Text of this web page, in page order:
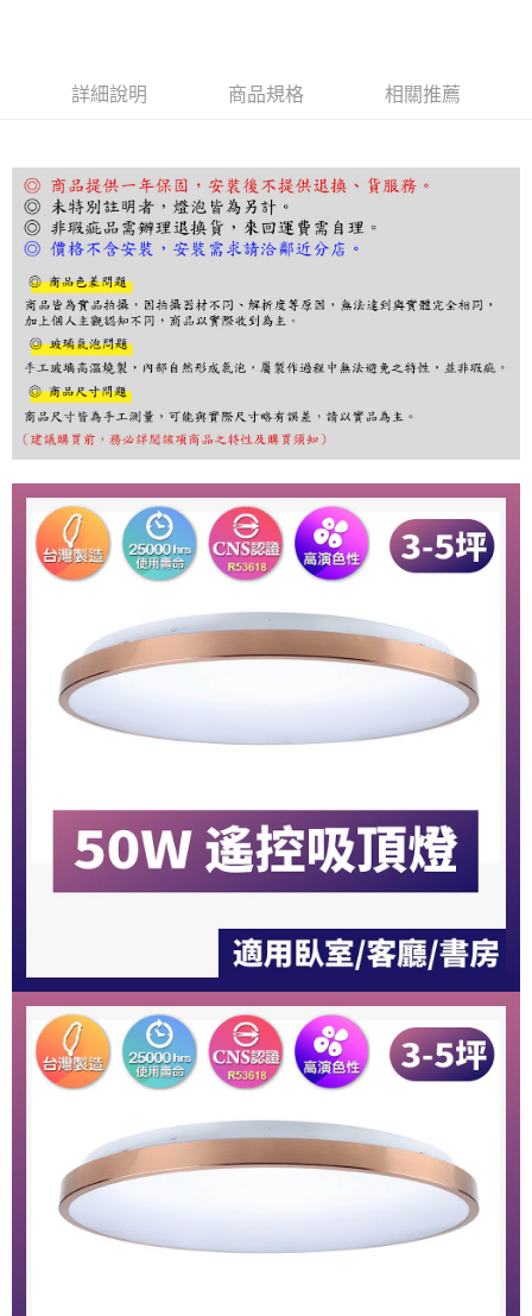
３．安心：先確認商品／服務後，再付款。
結帳頁面，進行簡訊認證並確認金額後，即可完成結帳。
２．訂單成立數日內，您將收到繳費通知簡訊。
３．收到繳費通知簡訊後14天內，點擊此簡訊中的連結，可透過四大超商／
ATM／網路銀行／等多元方式進行付款，方視為交易完成。
購買商品的店家。未經商家同意取消之訂單仍視為有效，需透過AFTEE先享
後付繳納相關費用。
※ 交易是否成功請以「AFTEE先享後付 」之結帳頁面顯示為準，若有關於
是否繳費成功／繳費後需取消欲退款等相關疑問，請聯繫「AFTEE先享後付
客戶支援中心」 https://netprotections.freshdesk.com/support/home
【注意事項】
１．透過由恩沛科技股份有限公司提供之「AFTEE先享後付」服務完成之交
易，需依本服務之必要範圍內提供個人資料，並將交易相關給付款項請求債
權轉讓予恩沛科技股份有限公司。
２．關於個人資料處理事宜，請瀏覽以下網址：
https://aftee.tw/terms/#terms3
３．未成年的使用者請事先徵得法定代理人或監護人之同意方可使用
「AFTEE先享後付」，若未經同意申辦者引起之損失，本公司不負相關責
４．使用「AFTEE先享後付」時，將依據個別帳號之用戶狀況，依本公司即
時審查核予不同之上限額度；若仍有額度不足之情形，本公司將視審查結果
請求用戶進行身份認證。
５．嚴禁一人註冊多個帳號或使用他人資訊註冊。若發現惡意使用之情形，
恩沛科技股份有限公司將有權停止該用戶之使用額度並採取法律行動。
詳細說明 商品規格 相關推薦